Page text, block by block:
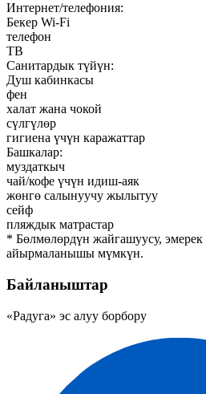
Интернет/телефония:
Бекер Wi-Fi
телефон
ТВ
Санитардык түйүн:
Душ кабинкасы
фен
халат жана чокой
сүлгүлөр
гигиена үчүн каражаттар
Башкалар:
муздаткыч
чай/кофе үчүн идиш-аяк
жөнгө салынуучу жылытуу
сейф
пляждык матрастар
* Бөлмөлөрдүн жайгашуусу, эмерек
айырмаланышы мүмкүн.
Байланыштар
«Радуга» эс алуу борбору